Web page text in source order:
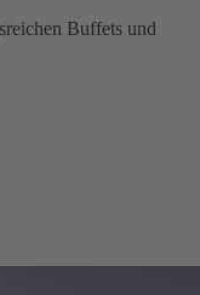
Buffets und